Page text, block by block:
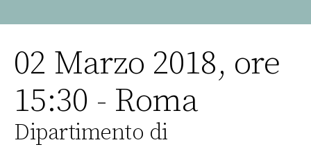
02 Marzo 2018, ore
15:30 - Roma
Dipartimento di